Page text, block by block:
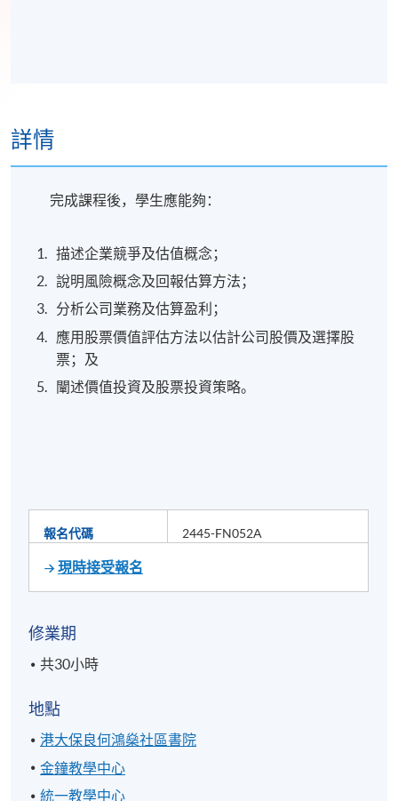
詳情
完成課程後，學生應能夠：
描述企業競爭及估值概念；
說明風險概念及回報估算方法；
分析公司業務及估算盈利；
應用股票價值評估方法以估計公司股價及選擇股
票；及
闡述價值投資及股票投資策略。
報名代碼 2445-FN052A
現時接受報名
修業期
共30小時
地點
港大保良何鴻燊社區書院
金鐘教學中心
統一教學中心